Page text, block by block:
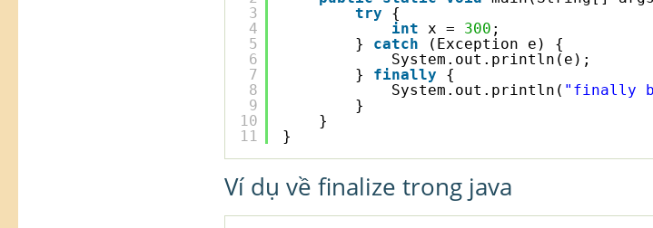
3
4
5
6
7
8
9
10
11
try
{
int
x = 300 ;
} catch
(Exception e) {
System.out.println(e);
} finally
{
System.out.println( "finally
}
}
}
Ví dụ về finalize trong java